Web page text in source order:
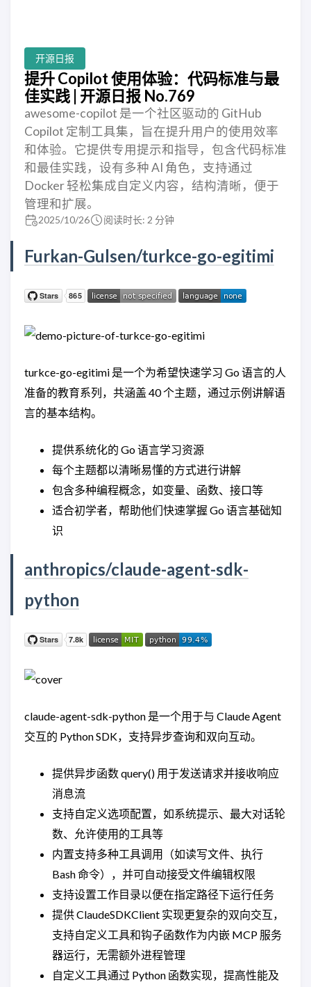
开源日报
提升 Copilot 使用体验：代码标准与最
佳实践 | 开源日报 No.769
awesome-copilot 是一个社区驱动的 GitHub
Copilot 定制工具集，旨在提升用户的使用效率
和体验。它提供专用提示和指导，包含代码标准
和最佳实践，设有多种 AI 角色，支持通过
Docker 轻松集成自定义内容，结构清晰，便于
管理和扩展。
2025/10/26 阅读时长: 2 分钟
Furkan-Gulsen/turkce-go-egitimi
turkce-go-egitimi 是一个为希望快速学习 Go 语言的人
准备的教育系列，共涵盖 40 个主题，通过示例讲解语
言的基本结构。
提供系统化的 Go 语言学习资源
每个主题都以清晰易懂的方式进行讲解
包含多种编程概念，如变量、函数、接口等
适合初学者，帮助他们快速掌握 Go 语言基础知
识
anthropics/claude-agent-sdk-
python
claude-agent-sdk-python 是一个用于与 Claude Agent
交互的 Python SDK，支持异步查询和双向互动。
提供异步函数 query() 用于发送请求并接收响应
消息流
支持自定义选项配置，如系统提示、最大对话轮
数、允许使用的工具等
内置支持多种工具调用（如读写文件、执行
Bash 命令），并可自动接受文件编辑权限
支持设置工作目录以便在指定路径下运行任务
提供 ClaudeSDKClient 实现更复杂的双向交互，
支持自定义工具和钩子函数作为内嵌 MCP 服务
器运行，无需额外进程管理
自定义工具通过 Python 函数实现，提高性能及